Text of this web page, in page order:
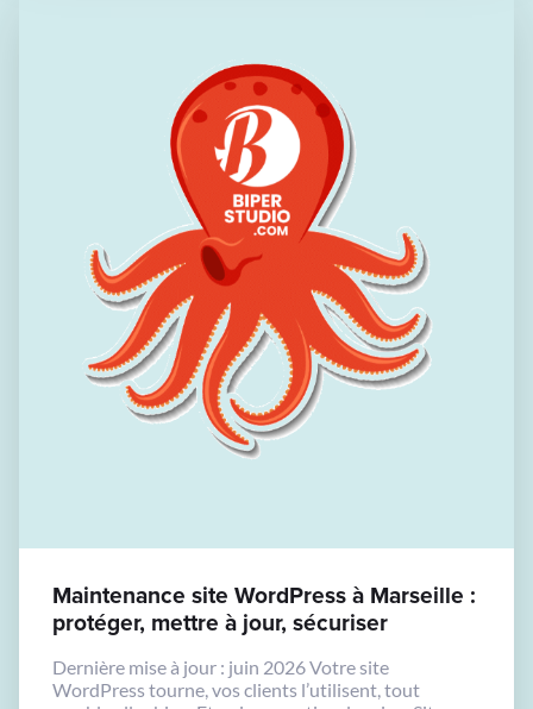
Maintenance site WordPress à Marseille :
protéger, mettre à jour, sécuriser
Dernière mise à jour : juin 2026 Votre site
WordPress tourne, vos clients l’utilisent, tout